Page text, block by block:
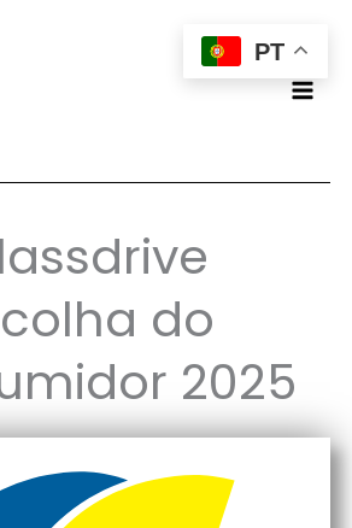
do
2025
PT